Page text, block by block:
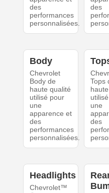
des
performances
personnalisées.
des
Body
Chevrolet
Body de
haute qualité
utilisé pour
une
apparence et
des
performances
personnalisées.
Tops
une
des
Headlights
Chevrolet™